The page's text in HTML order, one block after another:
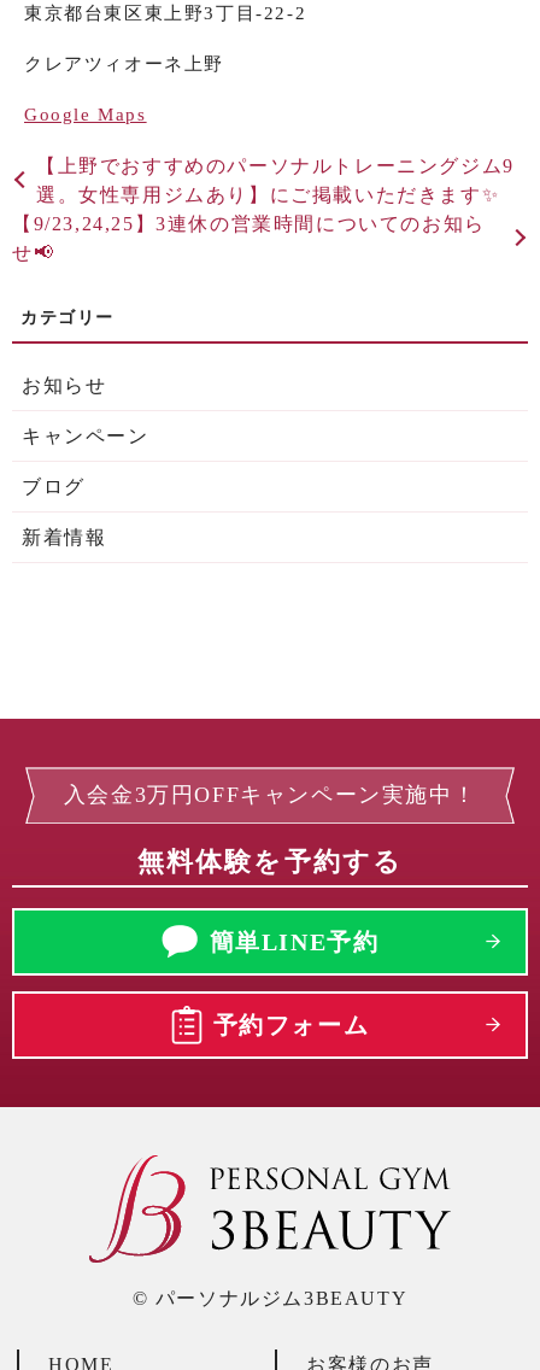
東京都台東区東上野3丁目-22-2
クレアツィオーネ上野
Google Maps
【上野でおすすめのパーソナルトレーニングジム9
選。女性専用ジムあり】にご掲載いただきます✨
【9/23,24,25】3連休の営業時間についてのお知ら
せ📢
お知らせ
キャンペーン
ブログ
新着情報
入会金3万円OFFキャンペーン実施中！
無料体験を予約する
簡単LINE予約
予約フォーム
© パーソナルジム3BEAUTY
HOME お客様のお声